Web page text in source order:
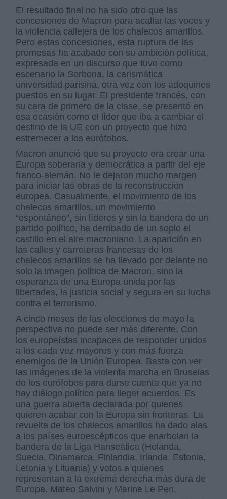
El resultado final no ha sido otro que las
concesiones de Macron para acallar las voces y
la violencia callejera de los chalecos amarillos.
Pero estas concesiones, esta ruptura de las
promesas ha acabado con su ambición política,
expresada en un discurso que tuvo como
escenario la Sorbona, la carismática
universidad parisina, otra vez con los adoquines
puestos en su lugar. El presidente francés, con
su cara de primero de la clase, se presentó en
esa ocasión como el líder que iba a cambiar el
destino de la UE con un proyecto que hizo
estremecer a los eurófobos.
Macron anunció que su proyecto era crear una
Europa soberana y democrática a partir del eje
franco-alemán. No le dejaron mucho margen
para iniciar las obras de la reconstrucción
europea. Casualmente, el movimiento de los
chalecos amarillos, un movimiento
“espontáneo”, sin líderes y sin la bandera de un
partido político, ha derribado de un soplo el
castillo en el aire macroniano. La aparición en
las calles y carreteras francesas de los
chalecos amarillos se ha llevado por delante no
solo la imagen política de Macron, sino la
esperanza de una Europa unida por las
libertades, la justicia social y segura en su lucha
contra el terrorismo.
A cinco meses de las elecciones de mayo la
perspectiva no puede ser más diferente. Con
los europeístas incapaces de responder unidos
a los cada vez mayores y con más fuerza
enemigos de la Unión Europea. Basta con ver
las imágenes de la violenta marcha en Bruselas
de los eurófobos para darse cuenta que ya no
hay diálogo político para llegar acuerdos. Es
una guerra abierta declarada por quienes
quieren acabar con la Europa sin fronteras. La
revuelta de los chalecos amarillos ha dado alas
a los países euroescépticos que enarbolan la
bandera de la Liga Hanseática (Holanda,
Suecia, Dinamarca, Finlandia, Irlanda, Estonia,
Letonia y Lituania) y votos a quienes
representan a la extrema derecha más dura de
Europa, Mateo Salvini y Marine Le Pen.